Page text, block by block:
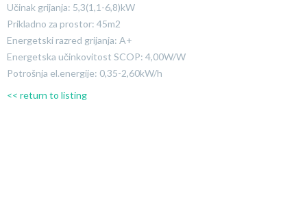
Učinak grijanja: 5,3(1,1-6,8)kW
Prikladno za prostor: 45m2
Energetski razred grijanja: A+
Energetska učinkovitost SCOP: 4,00W/W
Potrošnja el.energije: 0,35-2,60kW/h
<< return to listing